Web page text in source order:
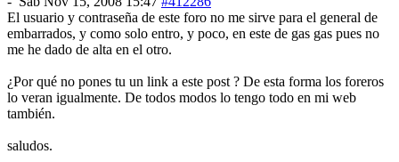
El usuario y contraseña de este foro no me sirve para el general de
embarrados, y como solo entro, y poco, en este de gas gas pues no
me he dado de alta en el otro.
¿Por qué no pones tu un link a este post ? De esta forma los foreros
lo veran igualmente. De todos modos lo tengo todo en mi web
también.
saludos.